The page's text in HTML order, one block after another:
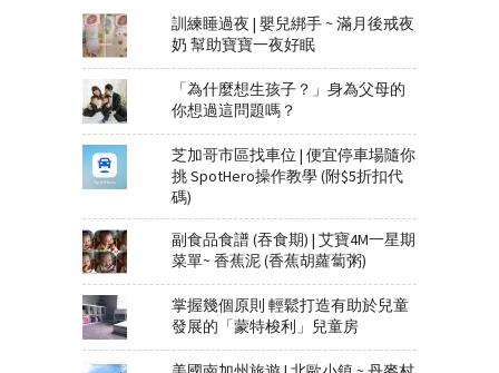
訓練睡過夜 | 嬰兒綁手 ~ 滿月後戒夜
奶 幫助寶寶一夜好眠
「為什麼想生孩子？」身為父母的
你想過這問題嗎？
芝加哥市區找車位 | 便宜停車場隨你
挑 SpotHero操作教學 (附$5折扣代
碼)
副食品食譜 (吞食期) | 艾寶4M一星期
菜單~ 香蕉泥 (香蕉胡蘿蔔粥)
掌握幾個原則 輕鬆打造有助於兒童
發展的「蒙特梭利」兒童房